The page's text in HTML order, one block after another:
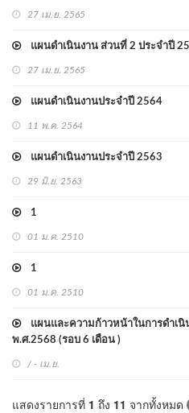
27 เม.ย. 2565
แผนดำเนินงาน ส่วนที่ 2 ประจำปี
27 เม.ย. 2565
แผนดำเนินงานประจำปี 2564
11 พ.ค. 2564
แผนดำเนินงานประจำปี 2563
29 มิ.ย. 2563
1
01 ม.ค. 2510
1
01 ม.ค. 2510
แผนและความก้าวหน้าในการดำเนิ
พ.ศ.2568 (รอบ 6 เดือน )
/ - เม.ย.
แสดงรายการที่ 1 ถึง 11 จากทั้งหมด